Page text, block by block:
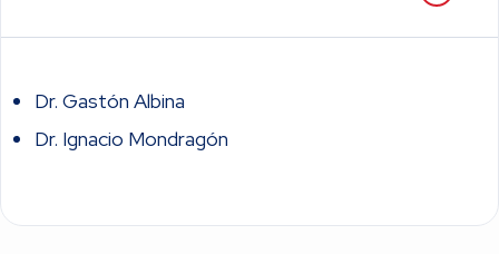
Dr. Gastón Albina
Dr. Ignacio Mondragón